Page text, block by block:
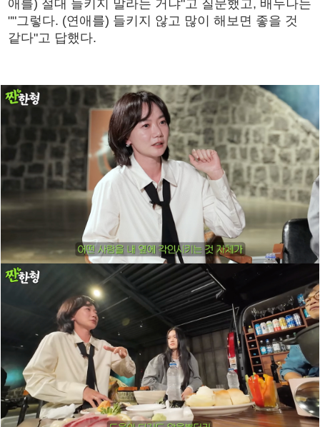
애를) 절대 들키지 말라는 거냐"고 질문했고, 배두나는
""그렇다. (연애를) 들키지 않고 많이 해보면 좋을 것
같다"고 답했다.